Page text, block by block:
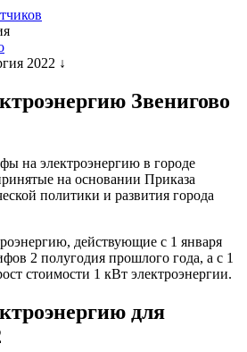
2022 ↓
Звенигово
на электроэнергию в городе
на основании Приказа
политики и развития города
действующие с 1 января
2 полугодия прошлого года, а с 1
стоимости 1 кВт электроэнергии.
для